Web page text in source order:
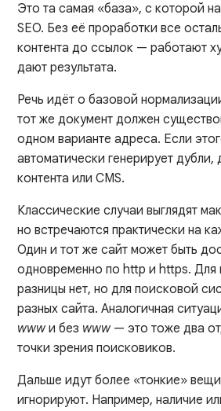
Это та самая «база», с которой
SEO. Без её проработки все
контента до ссылок — работают
дают результата.
Речь идёт о базовой
тот же документ должен
одном варианте адреса. Если
автоматически генерирует дубли,
контента или CMS.
Классические случаи выглядят
но встречаются практически на
Один и тот же сайт может быть
одновременно по http и https. Для
разницы нет, но для поисковой
разных сайта. Аналогичная
wwwи без www— это тоже два
точки зрения поисковиков.
Дальше идут более «тонкие»
игнорируют. Например, наличие